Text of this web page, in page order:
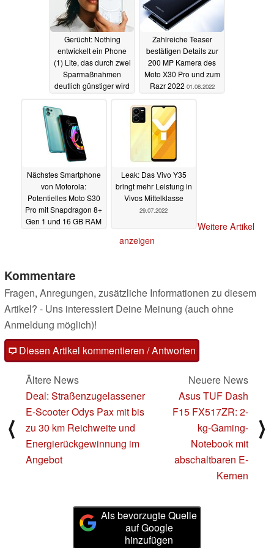
Gerücht: Nothing
entwickelt ein Phone
(1) Lite, das durch zwei
Sparmaßnahmen
deutlich günstiger wird
Zahlreiche Teaser
bestätigen Details zur
200 MP Kamera des
Moto X30 Pro und zum
Razr 2022 01.08.2022
Nächstes Smartphone
von Motorola:
Potentielles Moto S30
Pro mit Snapdragon 8+
Gen 1 und 16 GB RAM
Leak: Das Vivo Y35
bringt mehr Leistung in
Vivos Mittelklasse
29.07.2022
Weitere Artikel
anzeigen
Kommentare
Fragen, Anregungen, zusätzliche Informationen zu diesem
Artikel? - Uns interessiert Deine Meinung (auch ohne
Anmeldung möglich)!
Diesen Artikel kommentieren / Antworten
⟨
Ältere News
Deal: Straßenzugelassener
E-Scooter Odys Pax mit bis
zu 30 km Reichweite und
Energierückgewinnung im
Angebot
Neuere News
Asus TUF Dash
F15 FX517ZR: 2-
kg-Gaming-
Notebook mit
abschaltbaren E-
Kernen
⟩
Als bevorzugte Quelle
auf Google
hinzufügen